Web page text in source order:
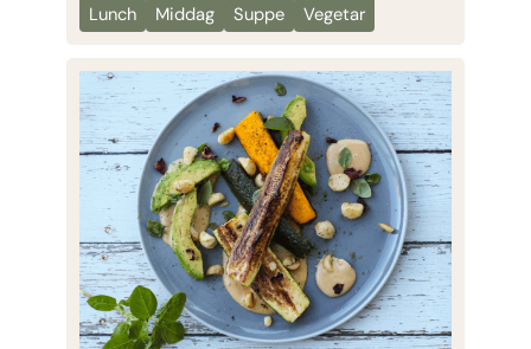
Lunch Middag Suppe Vegetar